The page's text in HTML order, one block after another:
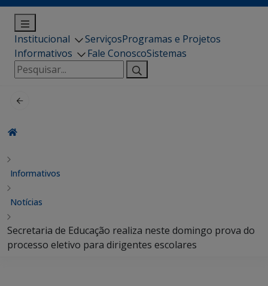
Institucional ServiçosProgramas e Projetos
Informativos
Fale ConoscoSistemas
Pesquisar
por:
Informativos
Notícias
Secretaria de Educação realiza neste domingo prova do
processo eletivo para dirigentes escolares